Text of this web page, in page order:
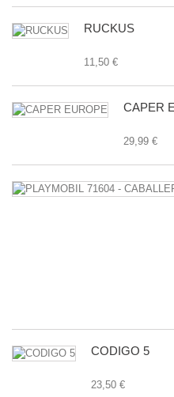
RUCKUS
11,50 €
CAPER
29,99 €
CODIGO 5
23,50 €